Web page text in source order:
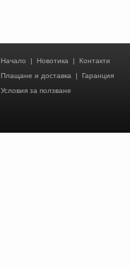
Начало | Новотика | Контакти
Плащане и доставка | Гаранция
Условия за ползване